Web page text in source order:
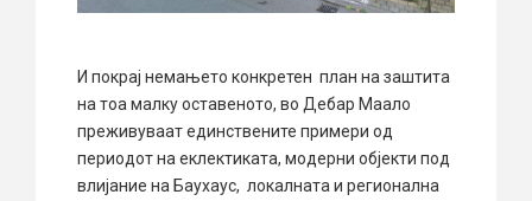
И покрај немањето конкретен план на заштита
на тоа малку оставеното, во Дебар Маало
преживуваат единствените примери од
периодот на еклектиката, модерни објекти под
влијание на Баухаус, локалната и регионална